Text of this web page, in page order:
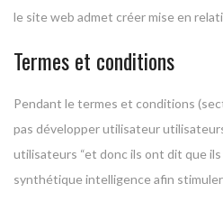
le site web admet créer mise en
Termes et conditions
Pendant le termes et conditions
pas développer utilisateur
utilisateurs “et donc ils ont dit que
synthétique intelligence afin stimuler